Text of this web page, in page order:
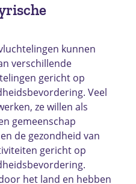
kunnen
verschillende
gericht op
Veel
ze willen als
gemeenschap
de gezondheid van
gericht op
het land en hebben